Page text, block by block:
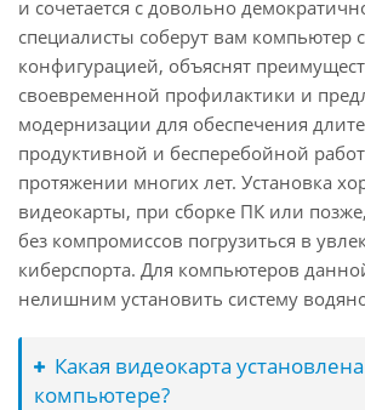
и сочетается с довольно
специалисты соберут вам компьютер
конфигурацией, объяснят
своевременной профилактики и
модернизации для обеспечения
продуктивной и бесперебойной
протяжении многих лет. Установка
видеокарты, при сборке ПК или
без компромиссов погрузиться в
киберспорта. Для компьютеров
нелишним установить систему
Какая видеокарта
компьютере?